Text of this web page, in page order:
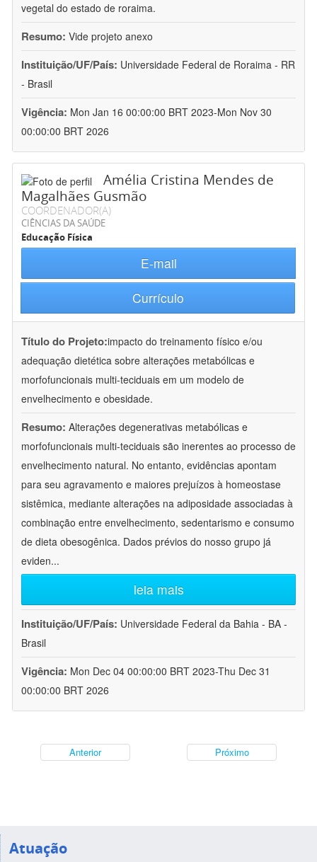
vegetal do estado de roraima.
Resumo: Vide projeto anexo
Instituição/UF/País: Universidade Federal de Roraima - RR
- Brasil
Vigência: Mon Jan 16 00:00:00 BRT 2023-Mon Nov 30
00:00:00 BRT 2026
Amélia Cristina Mendes de
Magalhães Gusmão
COORDENADOR(A)
CIÊNCIAS DA SAÚDE
Educação Física
E-mail
Currículo
Título do Projeto:impacto do treinamento físico e/ou
adequação dietética sobre alterações metabólicas e
morfofuncionais multi-teciduais em um modelo de
envelhecimento e obesidade.
Resumo: Alterações degenerativas metabólicas e
morfofuncionais multi-teciduais são inerentes ao processo de
envelhecimento natural. No entanto, evidências apontam
para seu agravamento e maiores prejuízos à homeostase
sistêmica, mediante alterações na adiposidade associadas à
combinação entre envelhecimento, sedentarismo e consumo
de dieta obesogênica. Dados prévios do nosso grupo já
eviden...
leia mais
Instituição/UF/País: Universidade Federal da Bahia - BA -
Brasil
Vigência: Mon Dec 04 00:00:00 BRT 2023-Thu Dec 31
00:00:00 BRT 2026
Anterior Próximo
Atuação